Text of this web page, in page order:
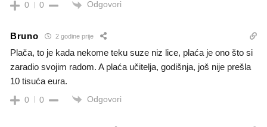
0 0 Odgovori
Bruno 2 godine prije
Plača, to je kada nekome teku suze niz lice, plaća je ono što si
zaradio svojim radom. A plaća učitelja, godišnja, još nije prešla
10 tisuća eura.
0 0 Odgovori